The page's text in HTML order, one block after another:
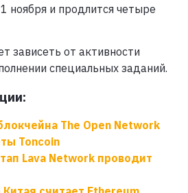
ноября и продлится четыре
зависеть от активности
специальных заданий.
The Open Network
Toncoin
Lava Network проводит